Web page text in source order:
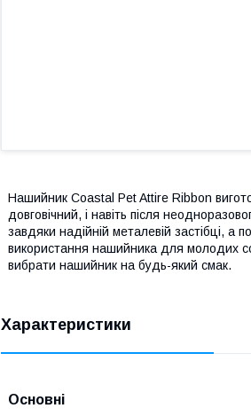
Нашийник Coastal Pet Attire Ribbon
довговічний, і навіть після
завдяки надійній металевій застібці, а
використання нашийника для молодих
вибрати нашийник на будь-який смак.
Характеристики
Основні